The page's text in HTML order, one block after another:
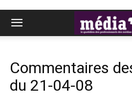
Commentaires
du 21-04-08